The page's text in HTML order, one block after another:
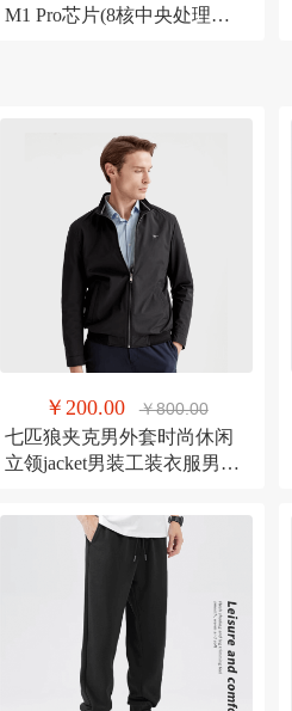
M1 Pro芯片(8核中央处理器
￥200.00 ￥800.00
七匹狼夹克男外套时尚休闲
立领jacket男装工装衣服男上
170/88A/L